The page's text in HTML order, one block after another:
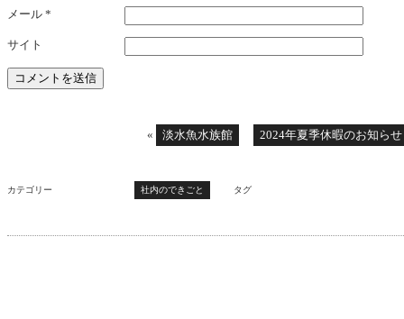
メール *
サイト
« 淡水魚水族館 2024年夏季休暇のお知らせ
カテゴリー 社内のできごと タグ